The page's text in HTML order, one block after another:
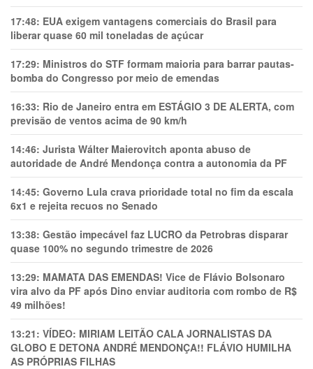
17:48: EUA exigem vantagens comerciais do Brasil para
liberar quase 60 mil toneladas de açúcar
17:29: Ministros do STF formam maioria para barrar pautas-
bomba do Congresso por meio de emendas
16:33: Rio de Janeiro entra em ESTÁGIO 3 DE ALERTA, com
previsão de ventos acima de 90 km/h
14:46: Jurista Wálter Maierovitch aponta abuso de
autoridade de André Mendonça contra a autonomia da PF
14:45: Governo Lula crava prioridade total no fim da escala
6x1 e rejeita recuos no Senado
13:38: Gestão impecável faz LUCRO da Petrobras disparar
quase 100% no segundo trimestre de 2026
13:29: MAMATA DAS EMENDAS! Vice de Flávio Bolsonaro
vira alvo da PF após Dino enviar auditoria com rombo de R$
49 milhões!
13:21: VÍDEO: MIRIAM LEITÃO CALA JORNALISTAS DA
GLOBO E DETONA ANDRÉ MENDONÇA!! FLÁVIO HUMILHA
AS PRÓPRIAS FILHAS